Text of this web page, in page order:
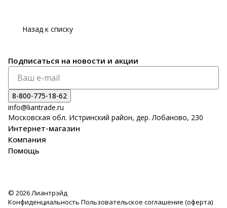
Назад к списку
Подписаться на новости и акции
8-800-775-18-62
info@liantrade.ru
Московская обл. Истринский район, дер. Лобаново, 230
Интернет-магазин
Компания
Помощь
© 2026 Лиантрэйд
Конфиденциальность Пользовательское соглашение (оферта)